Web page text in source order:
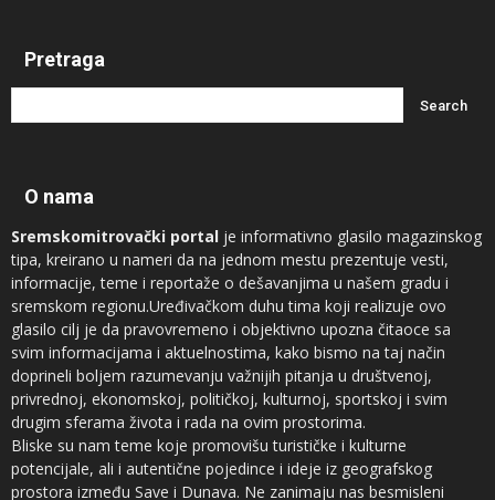
Pretraga
O nama
Sremskomitrovački portal je informativno glasilo magazinskog
tipa, kreirano u nameri da na jednom mestu prezentuje vesti,
informacije, teme i reportaže o dešavanjima u našem gradu i
sremskom regionu.Uređivačkom duhu tima koji realizuje ovo
glasilo cilj je da pravovremeno i objektivno upozna čitaoce sa
svim informacijama i aktuelnostima, kako bismo na taj način
doprineli boljem razumevanju važnijih pitanja u društvenoj,
privrednoj, ekonomskoj, političkoj, kulturnoj, sportskoj i svim
drugim sferama života i rada na ovim prostorima.
Bliske su nam teme koje promovišu turističke i kulturne
potencijale, ali i autentične pojedince i ideje iz geografskog
prostora između Save i Dunava. Ne zanimaju nas besmisleni